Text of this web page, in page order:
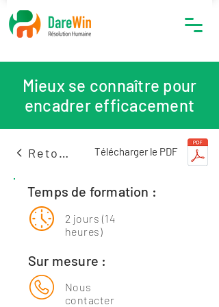
Mieux se connaître pour
encadrer efficacement
Retour Télécharger le PDF
Temps de formation :
2 jours (14
heures)
Sur mesure :
Nous
contacter